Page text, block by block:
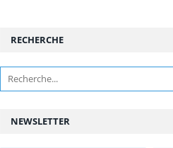
NEWSLETTER
RECHERCHE